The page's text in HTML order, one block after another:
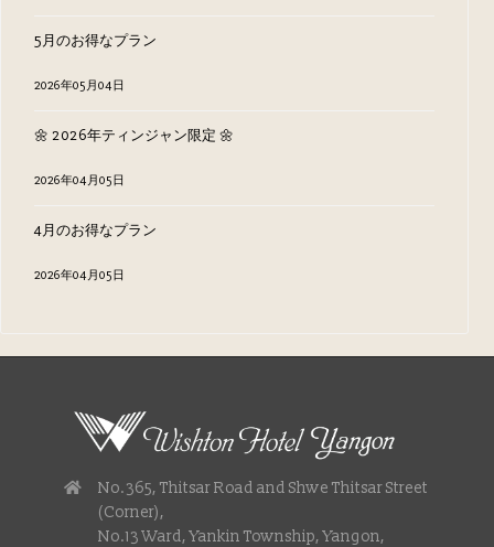
5月のお得なプラン
2026年05月04日
🌼 2026年ティンジャン限定 🌼
2026年04月05日
4月のお得なプラン
2026年04月05日
No.365, Thitsar Road and Shwe Thitsar Street
(Corner),
No.13 Ward, Yankin Township, Yangon,